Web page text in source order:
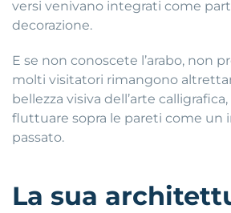
versi venivano integrati come
decorazione.
E se non conoscete l’arabo, non
molti visitatori rimangono
bellezza visiva dell’arte
fluttuare sopra le pareti come un
passato.
La sua